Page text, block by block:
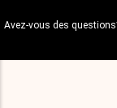
au
principal
Avez-vous des